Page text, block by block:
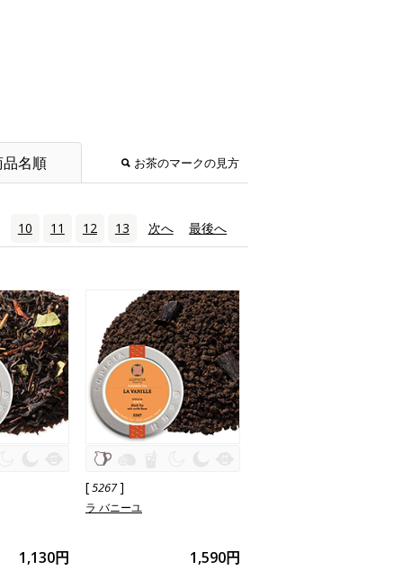
品名順 お茶のマークの見方
10 11 12 13 次へ 最後へ
1,130円
[5267]
ラ バニーユ
1,590円